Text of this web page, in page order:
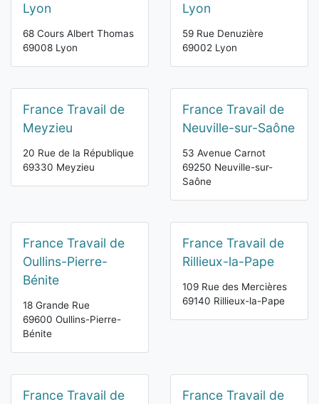
Lyon
68 Cours Albert Thomas
69008 Lyon
Lyon
59 Rue Denuzière
69002 Lyon
France Travail de
Meyzieu
20 Rue de la République
69330 Meyzieu
France Travail de
Neuville-sur-Saône
53 Avenue Carnot
69250 Neuville-sur-
Saône
France Travail de
Oullins-Pierre-
Bénite
18 Grande Rue
69600 Oullins-Pierre-
Bénite
France Travail de
Rillieux-la-Pape
109 Rue des Mercières
69140 Rillieux-la-Pape
France Travail de
France Travail de